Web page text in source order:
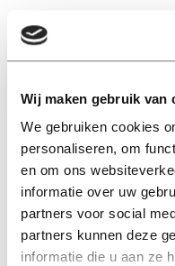
Wij maken gebruik van
We gebruiken cookies
personaliseren, om
en om ons
informatie over uw
partners voor social
partners kunnen deze
informatie die u aan ze
Pascal Stegers